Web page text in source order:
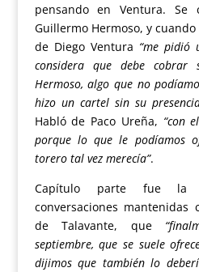
pensando en Ventura. Se
Guillermo Hermoso, y
de Diego Ventura “me pidió
considera que debe
Hermoso, algo que no
hizo un cartel sin su
Habló de Paco Ureña, “con
porque lo que le podíamos
torero tal vez merecía”.
Capítulo parte fue la
conversaciones mantenidas
de Talavante, que
septiembre, que se suele
dijimos que también lo